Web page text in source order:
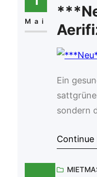
Mai
Ein
sondern
Pflege.
Mähen,
Continue